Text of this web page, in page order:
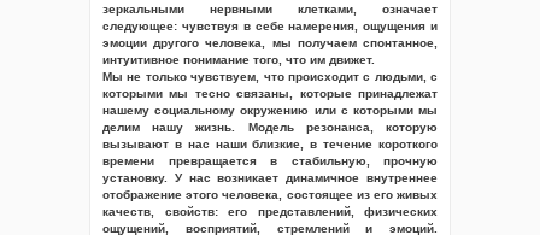
зеркальными нервными клетками, означает
следующее: чувствуя в себе намерения, ощущения и
эмоции другого человека, мы получаем спонтанное,
интуитивное понимание того, что им движет.
Мы не только чувствуем, что происходит с людьми, с
которыми мы тесно связаны, которые принадлежат
нашему социальному окружению или с которыми мы
делим нашу жизнь. Модель резонанса, которую
вызывают в нас наши близкие, в течение короткого
времени превращается в стабильную, прочную
установку. У нас возникает динамичное внутреннее
отображение этого человека, состоящее из его живых
качеств, свойств: его представлений, физических
ощущений, восприятий, стремлений и эмоций.